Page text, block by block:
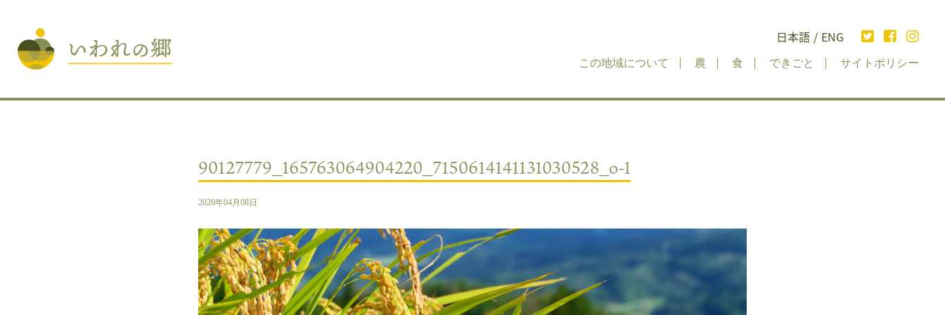
日本語 / ENG
この地域について 農 食 できごと サイトポリシー
90127779_165763064904220_7150614141131030528_o-1
2020年04月08日